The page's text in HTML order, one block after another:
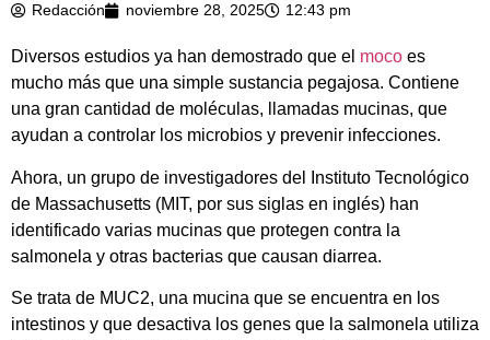
Redacción noviembre 28, 2025 12:43 pm
Diversos estudios ya han demostrado que el moco es
mucho más que una simple sustancia pegajosa. Contiene
una gran cantidad de moléculas, llamadas mucinas, que
ayudan a controlar los microbios y prevenir infecciones.
Ahora, un grupo de investigadores del Instituto Tecnológico
de Massachusetts (MIT, por sus siglas en inglés) han
identificado varias mucinas que protegen contra la
salmonela y otras bacterias que causan diarrea.
Se trata de MUC2, una mucina que se encuentra en los
intestinos y que desactiva los genes que la salmonela utiliza